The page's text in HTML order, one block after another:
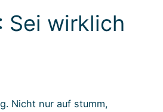
Sei wirklich
Nicht nur auf stumm,